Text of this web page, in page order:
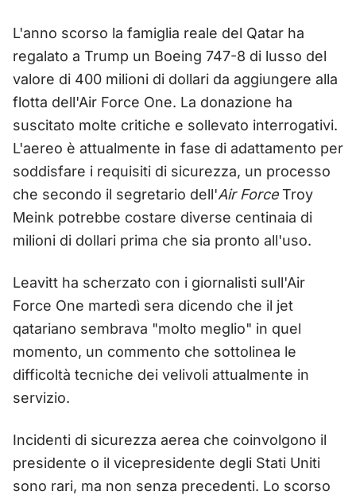
L'anno scorso la famiglia reale del Qatar ha
regalato a Trump un Boeing 747-8 di lusso del
valore di 400 milioni di dollari da aggiungere alla
flotta dell'Air Force One. La donazione ha
suscitato molte critiche e sollevato interrogativi.
L'aereo è attualmente in fase di adattamento per
soddisfare i requisiti di sicurezza, un processo
che secondo il segretario dell'Air ForceTroy
Meink potrebbe costare diverse centinaia di
milioni di dollari prima che sia pronto all'uso.
Leavitt ha scherzato con i giornalisti sull'Air
Force One martedì sera dicendo che il jet
qatariano sembrava "molto meglio" in quel
momento, un commento che sottolinea le
difficoltà tecniche dei velivoli attualmente in
servizio.
Incidenti di sicurezza aerea che coinvolgono il
presidente o il vicepresidente degli Stati Uniti
sono rari, ma non senza precedenti. Lo scorso